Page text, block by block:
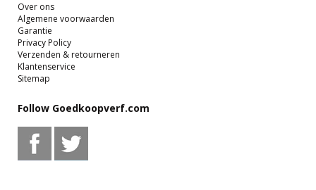
Over ons
Algemene voorwaarden
Garantie
Privacy Policy
Verzenden & retourneren
Klantenservice
Sitemap
Follow Goedkoopverf.com